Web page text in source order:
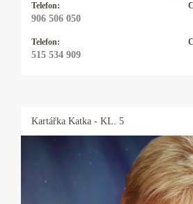
Telefon:
906 506 050
Telefon:
515 534 909
Kartářka Katka - KL. 5